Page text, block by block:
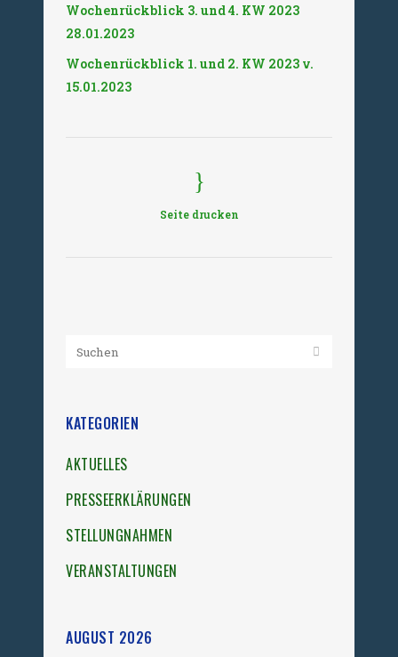
Wochenrückblick 3. und 4. KW 2023
28.01.2023
Wochenrückblick 1. und 2. KW 2023 v.
15.01.2023
Seite drucken
KATEGORIEN
AKTUELLES
PRESSEERKLÄRUNGEN
STELLUNGNAHMEN
VERANSTALTUNGEN
AUGUST 2026